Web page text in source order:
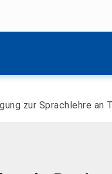
zur Sprachlehre